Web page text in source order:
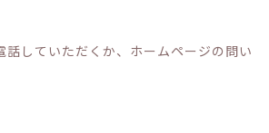
話していただくか、ホームページの問い